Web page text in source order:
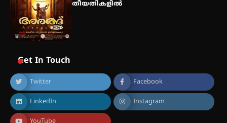
തീയതികളിൽ
Get In Touch
Twitter Facebook
LinkedIn Instagram